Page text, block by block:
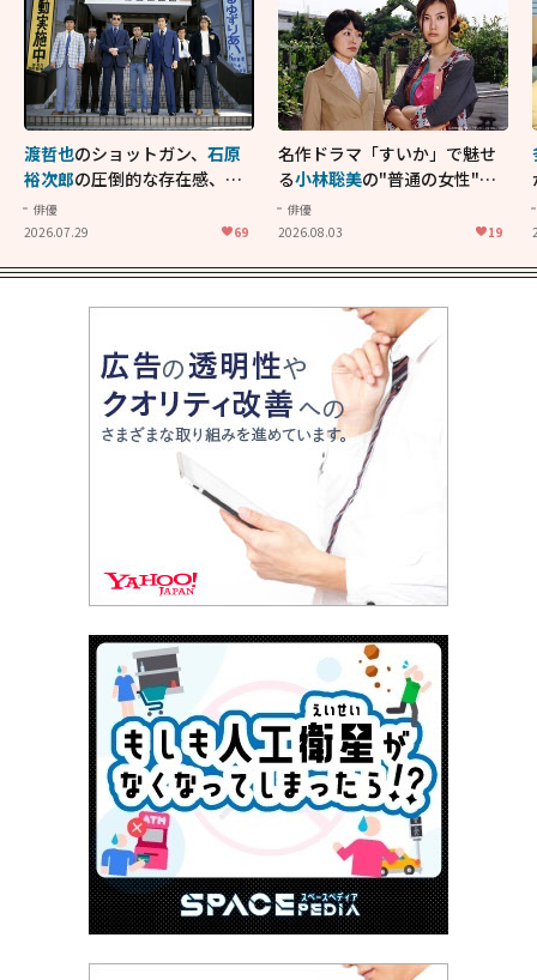
渡哲也のショットガン、 石原
裕次郎の圧倒的な存在感、 舘
ひろし
ン！"大門軍団"のカッコよさ
II」
俳優
2026.07.29
69
名作ドラマ「すいか」で魅せ
る小林聡美の"普通の女性"が
大人に刺さる...映画「かもめ
食堂」にも通じる静かな芝居
俳優
2026.08.03
19